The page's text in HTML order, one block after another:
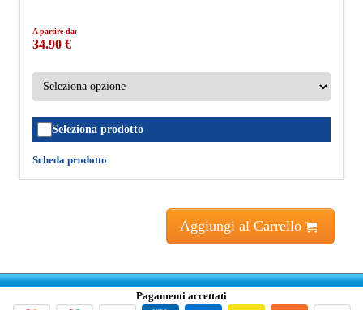
A partire da:
34.90 €
Seleziona prodotto
Scheda prodotto
Aggiungi al Carrello
Pagamenti accettati